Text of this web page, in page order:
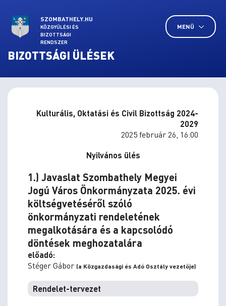
SZOMBATHELY.HU
KÖZGYŰLÉSI ÉS
BIZOTTSÁGI
RENDSZER
MENÜ
BIZOTTSÁGI ÜLÉSEK
Kulturális, Oktatási és Civil Bizottság 2024-
2029
2025 február 26, 16:00
Nyilvános ülés
1.) Javaslat Szombathely Megyei
Jogú Város Önkormányzata 2025. évi
költségvetéséről szóló
önkormányzati rendeletének
megalkotására és a kapcsolódó
döntések meghozatalára
előadó:
Stéger Gábor (a Közgazdasági és Adó Osztály vezetője)
Rendelet-tervezet